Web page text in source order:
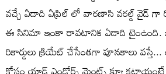
వచ్చే ఏడాది ఏప్రిల్ లో వారణాసి వరల్డ్ వైడ్
ఈ సినిమా ఇంకా రావటానిక ఏడాది టైంఉంది.
రికార్డులు క్రియేట్ చేసేంతగా పూనకాలు